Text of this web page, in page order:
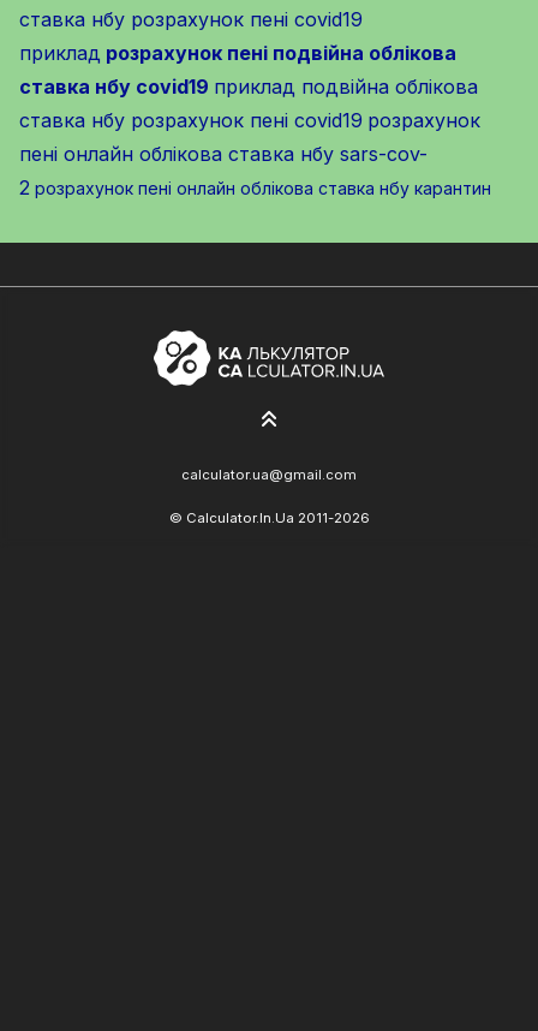
ставка нбу розрахунок пені covid19
приклад розрахунок пені подвійна облікова
ставка нбу covid19 приклад подвійна облікова
ставка нбу розрахунок пені covid19 розрахунок
пені онлайн облікова ставка нбу sars-cov-
2 розрахунок пені онлайн облікова ставка нбу карантин
calculator.ua@gmail.com
© Calculator.In.Ua 2011-2026